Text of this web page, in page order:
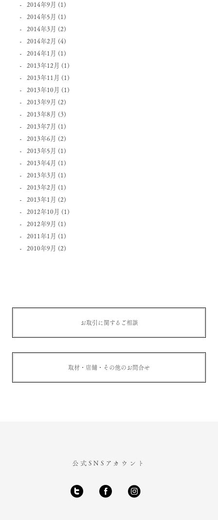
2014年9月 (1)
2014年5月 (1)
2014年3月 (2)
2014年2月 (4)
2014年1月 (1)
2013年12月 (1)
2013年11月 (1)
2013年10月 (1)
2013年9月 (2)
2013年8月 (3)
2013年7月 (1)
2013年6月 (2)
2013年5月 (1)
2013年4月 (1)
2013年3月 (1)
2013年2月 (1)
2013年1月 (2)
2012年10月 (1)
2012年9月 (1)
2011年1月 (1)
2010年9月 (2)
お取引に関するご相談
取材・店舗・その他のお問合せ
公式SNSアカウント